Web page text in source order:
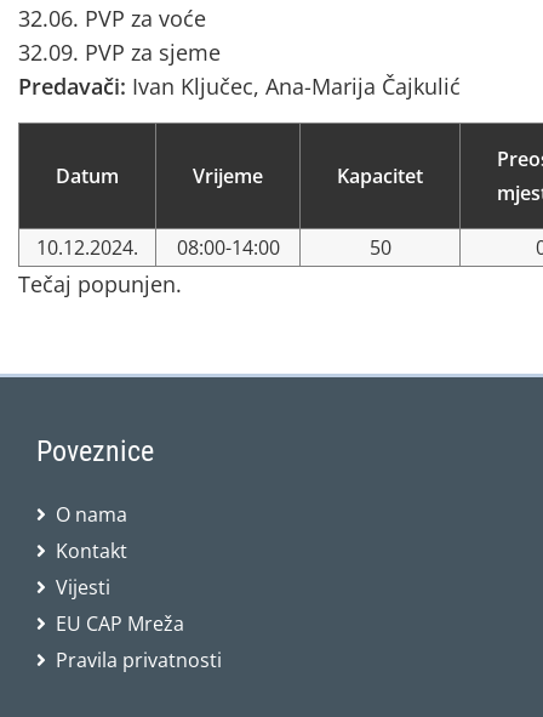
32.06. PVP za voće
32.09. PVP za sjeme
Predavači: Ivan Ključec, Ana-Marija Čajkulić
Datum Vrijeme Kapacitet
10.12.2024. 08:00-14:00 50
Tečaj popunjen.
Poveznice
O nama
Kontakt
Vijesti
EU CAP Mreža
Pravila privatnosti